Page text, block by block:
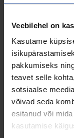
Veebilehel on
Kasutame
pakkumiseks
teavet selle
sotsiaalse
võivad seda
esitanud või
kasutamise
3495200415
3495200416
70013657